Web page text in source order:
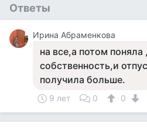
Ответы
Ирина Абраменкова
на все,а потом поняла
собственность,и
получила больше.
9 лет 0 0